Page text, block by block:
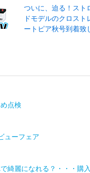
ついに、迫る！スト
ドモデルのクロスト
ートピア秋号到着致
点検
ューフェア
綺麗になれる？・・・購